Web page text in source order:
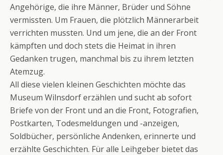
Angehörige, die ihre Männer, Brüder und Söhne
vermissten. Um Frauen, die plötzlich Männerarbeit
verrichten mussten. Und um jene, die an der Front
kämpften und doch stets die Heimat in ihren
Gedanken trugen, manchmal bis zu ihrem letzten
Atemzug.
All diese vielen kleinen Geschichten möchte das
Museum Wilnsdorf erzählen und sucht ab sofort
Briefe von der Front und an die Front, Fotografien,
Postkarten, Todesmeldungen und -anzeigen,
Soldbücher, persönliche Andenken, erinnerte und
erzählte Geschichten. Für alle Leihgeber bietet das